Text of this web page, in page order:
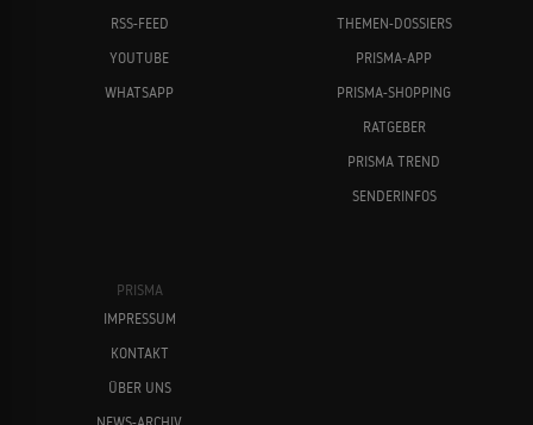
RSS-FEED
YOUTUBE
WHATSAPP
THEMEN-DOSSIERS
PRISMA-APP
PRISMA-SHOPPING
RATGEBER
PRISMA TREND
SENDERINFOS
PRISMA
IMPRESSUM
KONTAKT
ÜBER UNS